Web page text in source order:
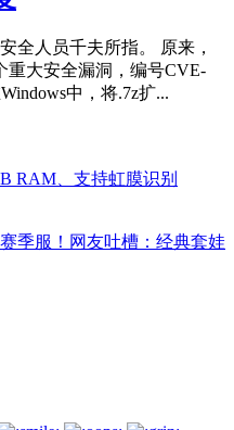
全人员千夫所指。 原来，
重大安全漏洞，编号CVE-
中，将.7z扩...
RAM、支持虹膜识别
季服！网友吐槽：经典套娃